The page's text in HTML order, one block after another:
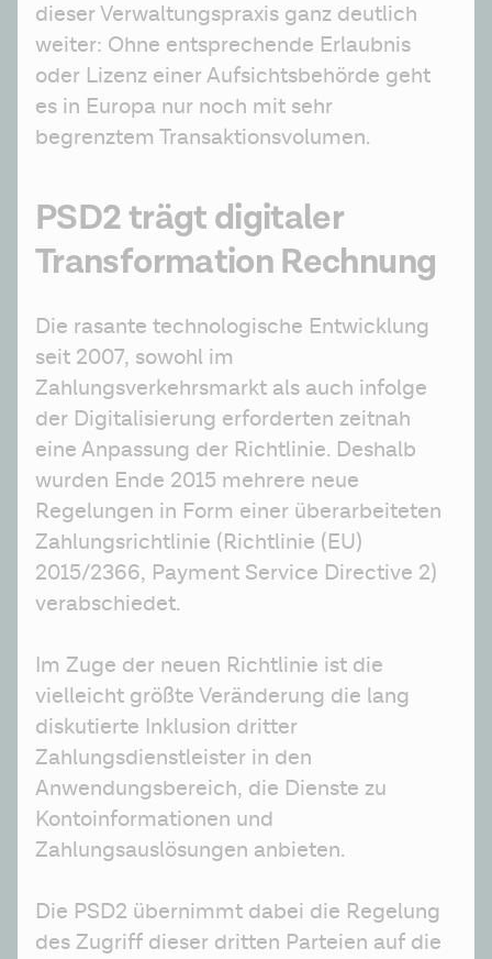
dieser Verwaltungspraxis ganz deutlich
weiter: Ohne entsprechende Erlaubnis
oder Lizenz einer Aufsichtsbehörde geht
es in Europa nur noch mit sehr
begrenztem Transaktionsvolumen.
PSD2 trägt digitaler
Transformation Rechnung
Die rasante technologische Entwicklung
seit 2007, sowohl im
Zahlungsverkehrsmarkt als auch infolge
der Digitalisierung erforderten zeitnah
eine Anpassung der Richtlinie. Deshalb
wurden Ende 2015 mehrere neue
Regelungen in Form einer überarbeiteten
Zahlungsrichtlinie (Richtlinie (EU)
2015/2366, Payment Service Directive 2)
verabschiedet.
Im Zuge der neuen Richtlinie ist die
vielleicht größte Veränderung die lang
diskutierte Inklusion dritter
Zahlungsdienstleister in den
Anwendungsbereich, die Dienste zu
Kontoinformationen und
Zahlungsauslösungen anbieten.
Die PSD2 übernimmt dabei die Regelung
des Zugriff dieser dritten Parteien auf die